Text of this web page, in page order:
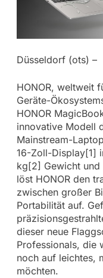
Düsseldorf (ots) –
HONOR, weltweit
Geräte-
HONOR
innovative Modell
Mainstream-
16-Zoll-Display[1]
kg[2] Gewicht
löst HONOR den
zwischen großer
Portabilität auf.
dieser neue
Professionals, die
noch auf leichtes,
möchten.